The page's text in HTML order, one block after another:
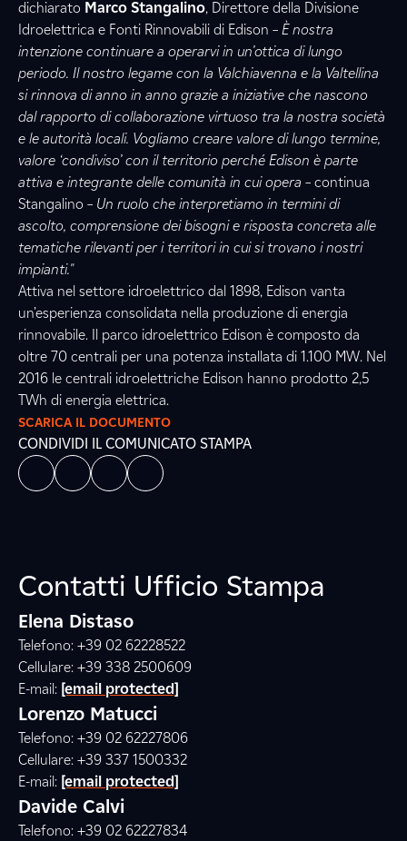
dichiarato Marco Stangalino, Direttore della Divisione
Idroelettrica e Fonti Rinnovabili di Edison – È nostra
intenzione continuare a operarvi in un’ottica di lungo
periodo. Il nostro legame con la Valchiavenna e la Valtellina
si rinnova di anno in anno grazie a iniziative che nascono
dal rapporto di collaborazione virtuoso tra la nostra società
e le autorità locali. Vogliamo creare valore di lungo termine,
valore ‘condiviso’ con il territorio perché Edison è parte
attiva e integrante delle comunità in cui opera – continua
Stangalino – Un ruolo che interpretiamo in termini di
ascolto, comprensione dei bisogni e risposta concreta alle
tematiche rilevanti per i territori in cui si trovano i nostri
impianti."
Attiva nel settore idroelettrico dal 1898, Edison vanta
un’esperienza consolidata nella produzione di energia
rinnovabile. Il parco idroelettrico Edison è composto da
oltre 70 centrali per una potenza installata di 1.100 MW. Nel
2016 le centrali idroelettriche Edison hanno prodotto 2,5
TWh di energia elettrica.
SCARICA IL DOCUMENTO
CONDIVIDI IL COMUNICATO STAMPA
Contatti Ufficio Stampa
Elena Distaso
Telefono: +39 02 62228522
Cellulare: +39 338 2500609
E-mail: [email protected]
Lorenzo Matucci
Telefono: +39 02 62227806
Cellulare: +39 337 1500332
E-mail: [email protected]
Davide Calvi
Telefono: +39 02 62227834